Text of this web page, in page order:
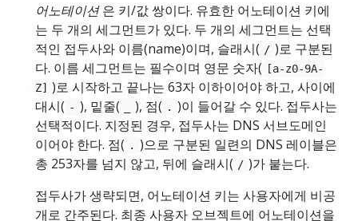
어노테이션은 키/값 쌍이다. 유효한 어노테이션 키에
는 두 개의 세그먼트가 있다. 두 개의 세그먼트는 선택
적인 접두사와 이름(name)이며, 슬래시( / )로 구분된
다. 이름 세그먼트는 필수이며 영문 숫자(
[a-z0-9A-
Z] )로 시작하고 끝나는 63자 이하이어야 하고, 사이에
대시( - ), 밑줄( ), 점( . )이 들어갈 수 있다. 접두사는
선택적이다. 지정된 경우, 접두사는 DNS 서브도메인
이어야 한다. 점( . )으로 구분된 일련의 DNS 레이블은
총 253자를 넘지 않고, 뒤에 슬래시( / )가 붙는다.
접두사가 생략되면, 어노테이션 키는 사용자에게 비공
개로 간주된다. 최종 사용자 오브젝트에 어노테이션을